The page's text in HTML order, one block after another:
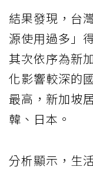
結果發現，台
源使用過多」
其次依序為新
化影響較深的
最高，新加坡
韓、日本。
分析顯示，生